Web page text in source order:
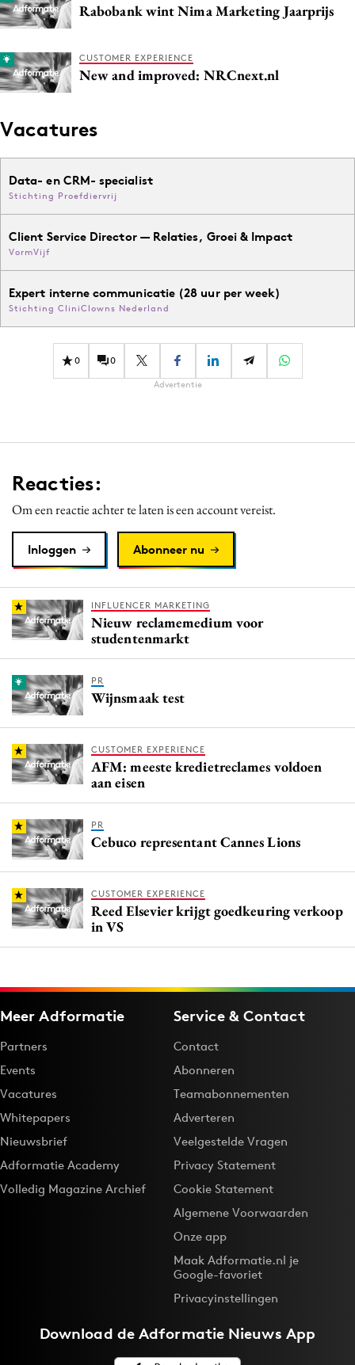
Rabobank wint Nima Marketing Jaarprijs
CUSTOMER EXPERIENCE
New and improved: NRCnext.nl
Vacatures
Data- en CRM- specialist
Stichting Proefdiervrij
Client Service Director — Relaties, Groei & Impact
VormVijf
Expert interne communicatie (28 uur per week)
Stichting CliniClowns Nederland
0 0
Advertentie
Reacties:
Om een reactie achter te laten is een account vereist.
Inloggen Abonneer nu
INFLUENCER MARKETING
Nieuw reclamemedium voor
studentenmarkt
PR
Wijnsmaak test
CUSTOMER EXPERIENCE
AFM: meeste kredietreclames voldoen
aan eisen
PR
Cebuco representant Cannes Lions
CUSTOMER EXPERIENCE
Reed Elsevier krijgt goedkeuring verkoop
in VS
Meer Adformatie
Partners
Events
Vacatures
Whitepapers
Nieuwsbrief
Adformatie Academy
Volledig Magazine Archief
Service & Contact
Contact
Abonneren
Teamabonnementen
Adverteren
Veelgestelde Vragen
Privacy Statement
Cookie Statement
Algemene Voorwaarden
Onze app
Maak Adformatie.nl je
Google-favoriet
Privacyinstellingen
Download deAdformatie Nieuws App